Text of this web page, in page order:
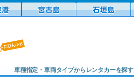
車種指定・車両タイプからレンタカーを探す